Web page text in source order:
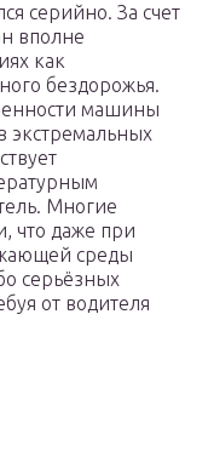
серийно. За счет
вполне
как
бездорожья.
машины
экстремальных
Многие
что даже при
среды
серьёзных
от водителя